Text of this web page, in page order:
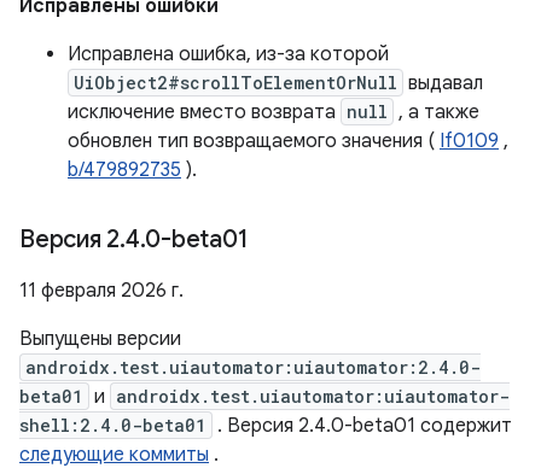
Исправлены ошибки
Исправлена ​​ошибка, из-за которой
UiObject2#scrollToElementOrNull выдавал
исключение вместо возврата null , а также
обновлен тип возвращаемого значения ( If0109 ,
b/479892735 ).
Версия 2.4.0-beta01
11 февраля 2026 г.
Выпущены версии
androidx.test.uiautomator:uiautomator:2.4.0-
beta01
и androidx.test.uiautomator:uiautomator-
shell:2.4.0-beta01
. Версия 2.4.0-beta01 содержит
следующие коммиты .